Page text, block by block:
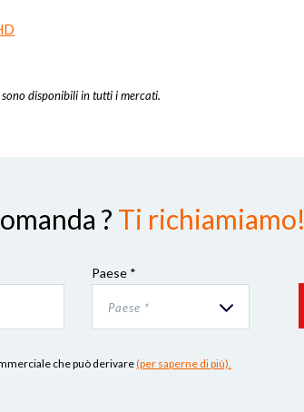
disponibili in tutti i mercati.
? Ti richiamiamo!
Paese *
Paese *
che può derivare(per saperne di più).